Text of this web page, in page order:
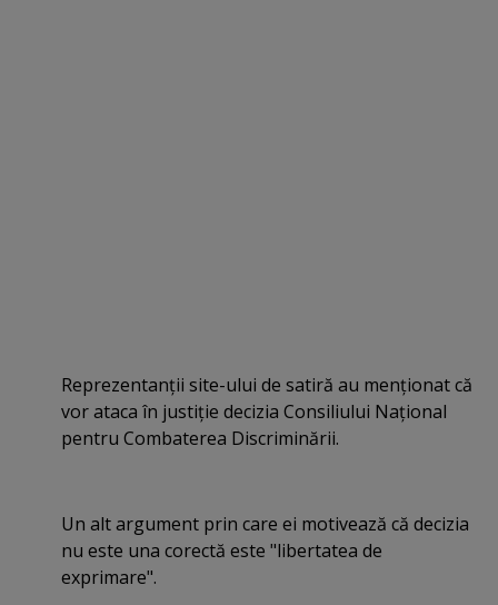
Reprezentanţii site-ului de satiră au menţionat că
vor ataca în justiţie decizia Consiliului Naţional
pentru Combaterea Discriminării.
Un alt argument prin care ei motivează că decizia
nu este una corectă este "libertatea de
exprimare".